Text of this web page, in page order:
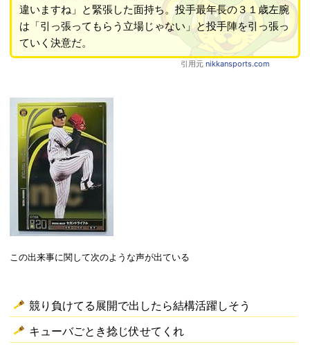
違いますね」と緊張した面持ち。投手最年長の３１歳左腕
は「引っ張ってもらう立場じゃない」と投手陣を引っ張っ
ていく決意だ。
引用元 nikkansports.com
この出来事に関して次のような声が出ている
競り負けてる展開で出したら結構活躍しそう
キューバごとき捻じ伏せてくれ